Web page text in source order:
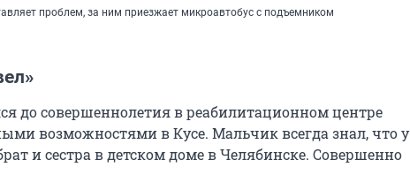
проблем, за ним приезжает микроавтобус с подъемником
до совершеннолетия в реабилитационном центре
возможностями в Кусе. Мальчик всегда знал, что у
и сестра в детском доме в Челябинске. Совершенно